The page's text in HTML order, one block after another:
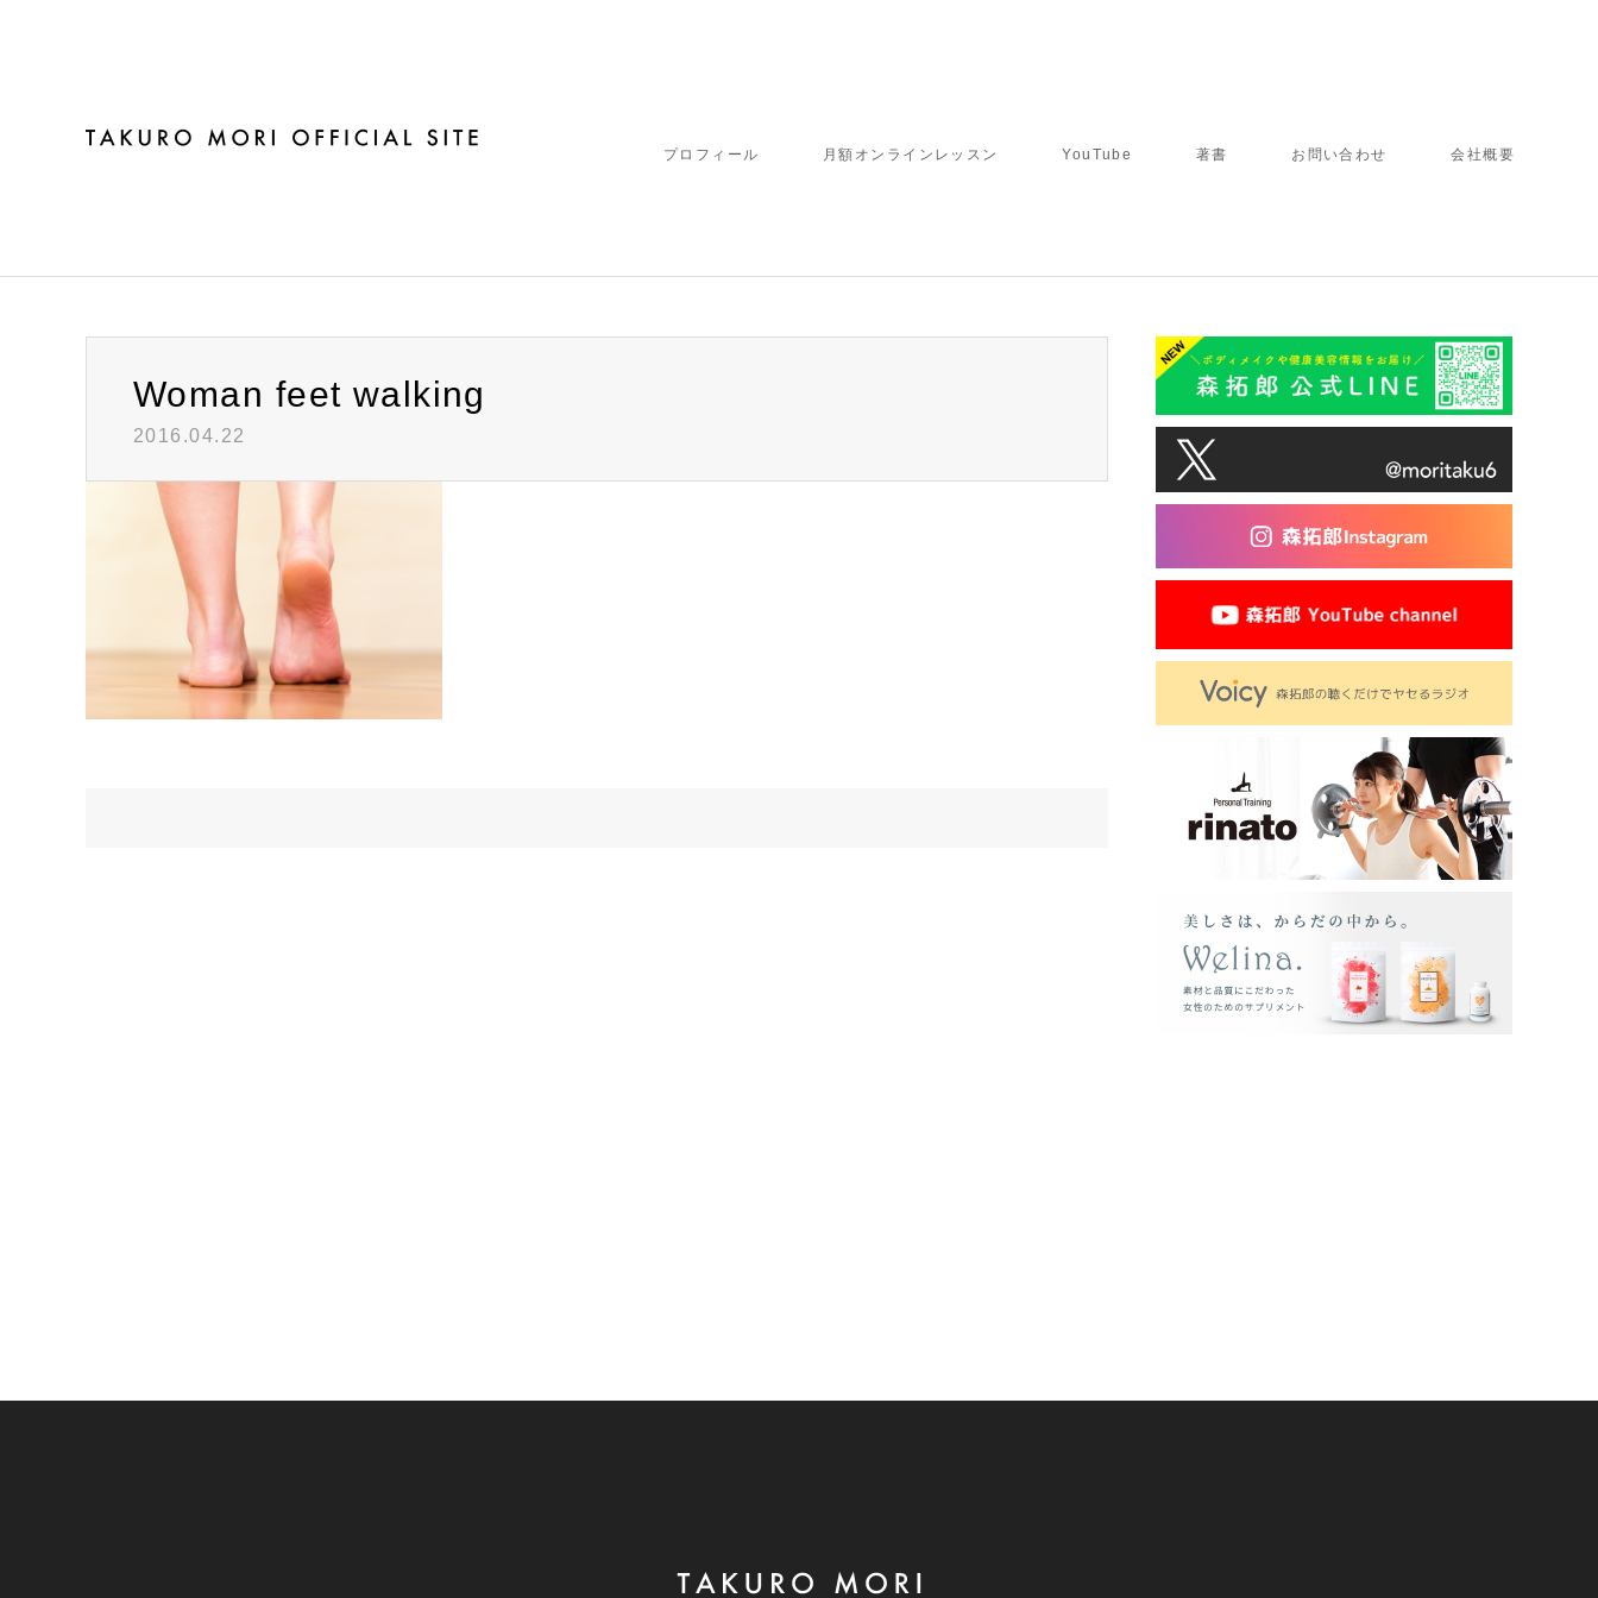
プロフィール 月額オンラインレッスン YouTube 著書 お問い合わせ 会社概要
Warning: Invalid argument supplied for foreach() in /home/fbj/moritaku6.com/public_html/wp-content/themes/gensen_tcd050/breadcrumb.php
Woman feet walking
Woman feet walking
2016.04.22